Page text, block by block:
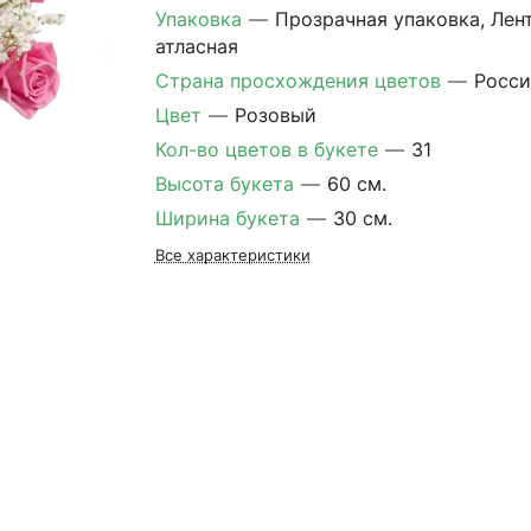
Упаковка — Прозрачная упаковка,
атласная
Страна просхождения цветов —
Цвет — Розовый
Кол-во цветов в букете — 31
Высота букета — 60 см.
Ширина букета — 30 см.
Все характеристики